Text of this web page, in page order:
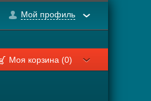
Мой профиль
Моя корзина (0)